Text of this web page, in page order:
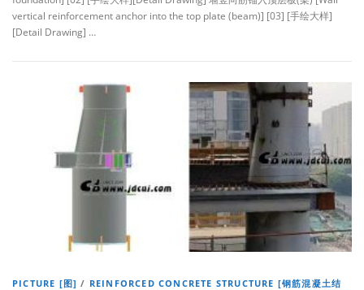
vertical reinforcement anchor into the top plate (beam)] [03] [手绘大样]
[Detail Drawing] …
PICTURE [图] / REINFORCED CONCRETE STRUCTURE [钢筋混凝土结